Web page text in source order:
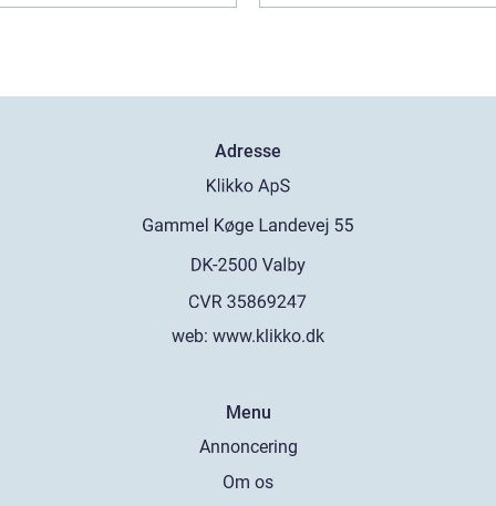
Adresse
web: www.klikko.dk
Menu
Annoncering
Om os